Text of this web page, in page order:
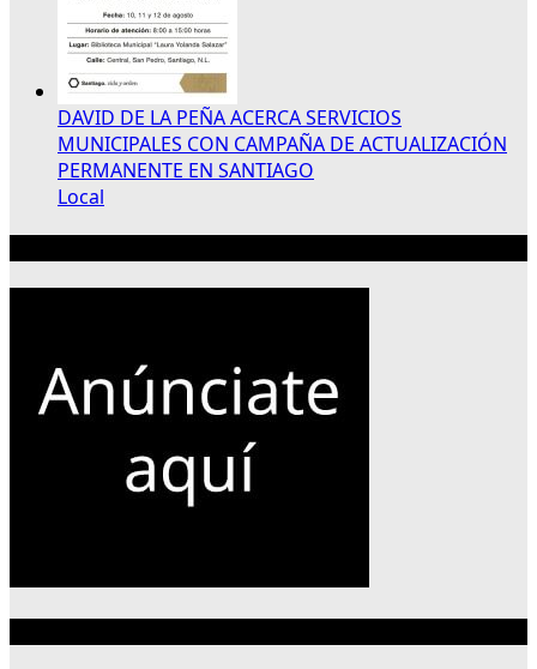
DAVID DE LA PEÑA ACERCA SERVICIOS
MUNICIPALES CON CAMPAÑA DE ACTUALIZACIÓN
PERMANENTE EN SANTIAGO
Local